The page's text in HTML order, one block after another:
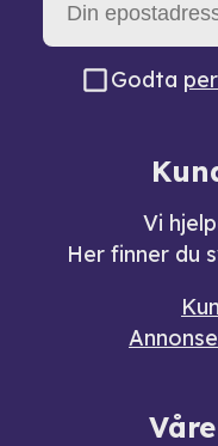
Godta
Vi
Her finner du